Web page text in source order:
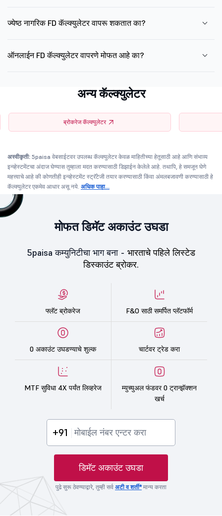
ज्येष्ठ नागरिक FD कॅल्क्युलेटर वापरू शकतात का?
ऑनलाईन FD कॅल्क्युलेटर वापरणे मोफत आहे का?
अन्य कॅल्क्युलेटर
ब्रोकरेज कॅल्क्युलेटर
अस्वीकृती: 5paisa वेबसाईटवर उपलब्ध कॅल्क्युलेटर केवळ माहितीच्या हेतूसाठी आहे आणि संभाव्य
इन्व्हेस्टमेंटचा अंदाज घेण्यास तुम्हाला मदत करण्यासाठी डिझाईन केलेले आहे. तथापि, हे समजून घेणे
महत्त्वाचे आहे की कोणतीही इन्व्हेस्टमेंट स्ट्रॅटेजी तयार करण्यासाठी किंवा अंमलबजावणी करण्यासाठी हे
कॅल्क्युलेटर एकमेव आधार असू नये. अधिक पाहा...
मोफत डिमॅट अकाउंट उघडा
5paisa कम्युनिटीचा भाग बना - भारताचे पहिले लिस्टेड
डिस्काउंट ब्रोकर.
फ्लॅट ब्रोकरेज F&O साठी समर्पित प्लॅटफॉर्म
0 अकाउंट उघडण्याचे शुल्क चार्टवर ट्रेड करा
MTF सुविधा 4X पर्यंत लिव्हरेज
म्युच्युअल फंडवर 0 ट्रान्झॅक्शन
खर्च
+91
डिमॅट अकाउंट उघडा
पुढे सुरू ठेवण्याद्वारे, तुम्ही सर्व अटी व शर्ती*मान्य करता